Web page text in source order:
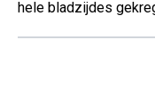
hele bladzijdes